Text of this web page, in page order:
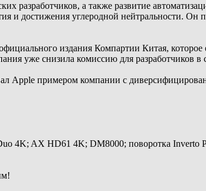
разработчиков, а также развитие
и достижения углеродной нейтральности. Он
издания Компартии Китая,
уже снизила комиссию для разработчиков в
Apple примером компании с
4K; AX HD61 4K; DM8000; поворотка Inverto